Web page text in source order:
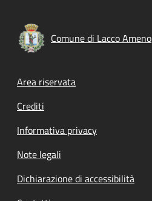
Comune di Lacco Ameno
Footer menu
Area riservata
Crediti
Informativa privacy
Note legali
Dichiarazione di accessibilità